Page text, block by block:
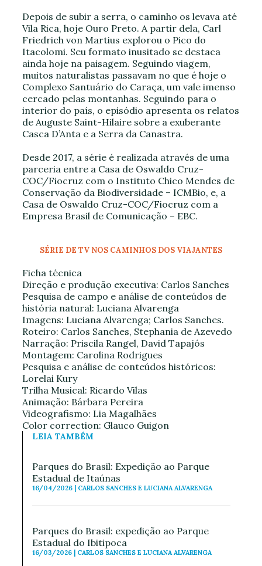
Depois de subir a serra, o caminho os levava até
Vila Rica, hoje Ouro Preto. A partir dela, Carl
Friedrich von Martius explorou o Pico do
Itacolomi. Seu formato inusitado se destaca
ainda hoje na paisagem. Seguindo viagem,
muitos naturalistas passavam no que é hoje o
Complexo Santuário do Caraça, um vale imenso
cercado pelas montanhas. Seguindo para o
interior do país, o episódio apresenta os relatos
de Auguste Saint-Hilaire sobre a exuberante
Casca D’Anta e a Serra da Canastra.
Desde 2017, a série é realizada através de uma
parceria entre a Casa de Oswaldo Cruz-
COC/Fiocruz com o Instituto Chico Mendes de
Conservação da Biodiversidade – ICMBio, e, a
Casa de Oswaldo Cruz-COC/Fiocruz com a
Empresa Brasil de Comunicação – EBC.
SÉRIE DE TV NOS CAMINHOS DOS VIAJANTES
Ficha técnica
Direção e produção executiva: Carlos Sanches
Pesquisa de campo e análise de conteúdos de
história natural: Luciana Alvarenga
Imagens: Luciana Alvarenga; Carlos Sanches.
Roteiro: Carlos Sanches, Stephania de Azevedo
Narração: Priscila Rangel, David Tapajós
Montagem: Carolina Rodrigues
Pesquisa e análise de conteúdos históricos:
Lorelai Kury
Trilha Musical: Ricardo Vilas
Animação: Bárbara Pereira
Videografismo: Lia Magalhães
Color correction: Glauco Guigon
LEIA TAMBÉM
Parques do Brasil: Expedição ao Parque
Estadual de Itaúnas
16/04/2026 | CARLOS SANCHES E LUCIANA ALVARENGA
Parques do Brasil: expedição ao Parque
Estadual do Ibitipoca
16/03/2026 | CARLOS SANCHES E LUCIANA ALVARENGA